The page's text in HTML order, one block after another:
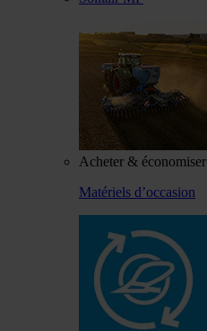
Acheter & économiser
Matériels d’occasion